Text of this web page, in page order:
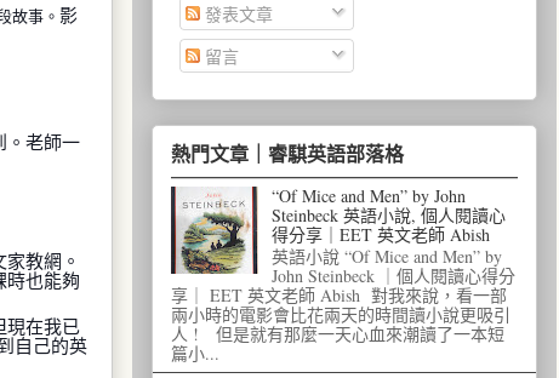
故事。 影
。老師一
教網。
時也能夠
現在我已
自己的英
發表文章
留言
熱門文章｜睿騏英語部落格
“Of Mice and Men” by John
Steinbeck 英語小說, 個人閱讀心
得分享｜EET 英文老師 Abish
英語小說 “Of Mice and Men” by
John Steinbeck ｜個人閱讀心得分
享｜ EET 英文老師 Abish 對我來說，看一部
兩小時的電影會比花兩天的時間讀小說更吸引
人 ! 但是就有那麼一天心血來潮讀了一本短
篇小...